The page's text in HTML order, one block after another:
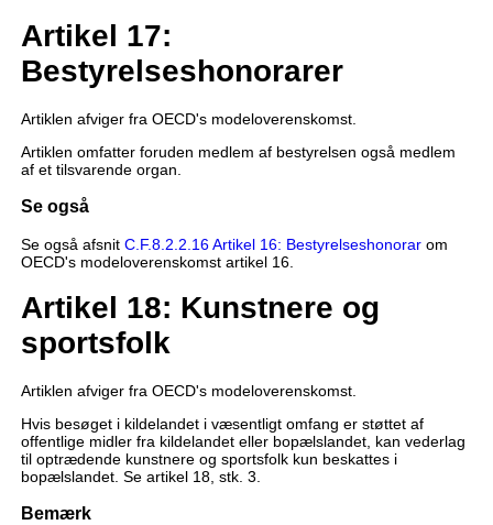
Artikel 17:
Bestyrelseshonorarer
Artiklen afviger fra OECD's modeloverenskomst.
Artiklen omfatter foruden medlem af bestyrelsen også medlem
af et tilsvarende organ.
Se også
Se også afsnit C.F.8.2.2.16 Artikel 16: Bestyrelseshonorarom
OECD's modeloverenskomst artikel 16.
Artikel 18: Kunstnere og
sportsfolk
Artiklen afviger fra OECD's modeloverenskomst.
Hvis besøget i kildelandet i væsentligt omfang er støttet af
offentlige midler fra kildelandet eller bopælslandet, kan vederlag
til optrædende kunstnere og sportsfolk kun beskattes i
bopælslandet. Se artikel 18, stk. 3.
Bemærk